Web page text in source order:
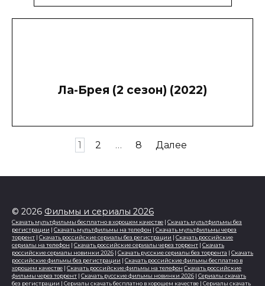
Ла-Брея (2 сезон) (2022)
1 2 … 8 Далее
© 2026 Фильмы и сериалы 2026
Скачать мультфильмы бесплатно в хорошем качестве | Скачать мультфильмы без
регистрации | Скачать мультфильмы на телефон | Скачать мультфильмы через
торрент | Скачать российские сериалы без регистрации | Скачать российские
сериалы на телефон | Скачать российские сериалы через торрент | Скачать
российские сериалы новинки 2026 | Скачать русские сериалы без торрента | Скачать
российские фильмы без регистрации | Скачать российские фильмы бесплатно в
хорошем качестве | Скачать российские фильмы на телефон Скачать российские
фильмы через торрент | Скачать русские фильмы новинки 2026 | Сериалы скачать
без регистрации | Сериалы скачать бесплатно в хорошем качестве | Сериалы скачать